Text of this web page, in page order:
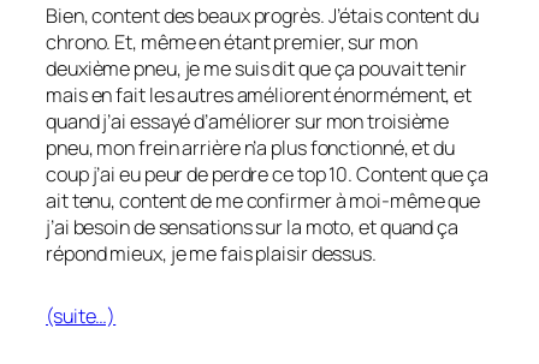
Bien, content des beaux progrès. J’étais content du
chrono. Et, même en étant premier, sur mon
deuxième pneu, je me suis dit que ça pouvait tenir
mais en fait les autres améliorent énormément, et
quand j’ai essayé d’améliorer sur mon troisième
pneu, mon frein arrière n’a plus fonctionné, et du
coup j’ai eu peur de perdre ce top 10. Content que ça
ait tenu, content de me confirmer à moi-même que
j’ai besoin de sensations sur la moto, et quand ça
répond mieux, je me fais plaisir dessus.
(suite…)